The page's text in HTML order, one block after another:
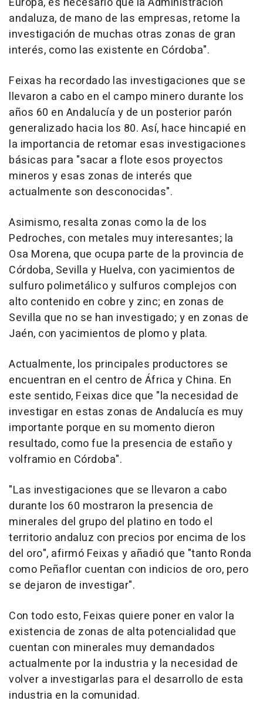
andaluza, de mano de las empresas, retome la
investigación de muchas otras zonas de gran
interés, como las existente en Córdoba".
Feixas ha recordado las investigaciones que se
llevaron a cabo en el campo minero durante los
años 60 en Andalucía y de un posterior parón
generalizado hacia los 80. Así, hace hincapié en
la importancia de retomar esas investigaciones
básicas para "sacar a flote esos proyectos
mineros y esas zonas de interés que
actualmente son desconocidas".
Asimismo, resalta zonas como la de los
Pedroches, con metales muy interesantes; la
Osa Morena, que ocupa parte de la provincia de
Córdoba, Sevilla y Huelva, con yacimientos de
sulfuro polimetálico y sulfuros complejos con
alto contenido en cobre y zinc; en zonas de
Sevilla que no se han investigado; y en zonas de
Jaén, con yacimientos de plomo y plata.
Actualmente, los principales productores se
encuentran en el centro de África y China. En
este sentido, Feixas dice que "la necesidad de
investigar en estas zonas de Andalucía es muy
importante porque en su momento dieron
resultado, como fue la presencia de estaño y
volframio en Córdoba".
"Las investigaciones que se llevaron a cabo
durante los 60 mostraron la presencia de
minerales del grupo del platino en todo el
territorio andaluz con precios por encima de los
del oro", afirmó Feixas y añadió que "tanto Ronda
como Peñaflor cuentan con indicios de oro, pero
se dejaron de investigar".
Con todo esto, Feixas quiere poner en valor la
existencia de zonas de alta potencialidad que
cuentan con minerales muy demandados
actualmente por la industria y la necesidad de
volver a investigarlas para el desarrollo de esta
industria en la comunidad.